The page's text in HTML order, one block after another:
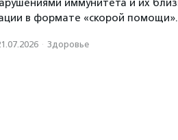
иммунитета и их
в формате «скорой помощи».
· Здоровье